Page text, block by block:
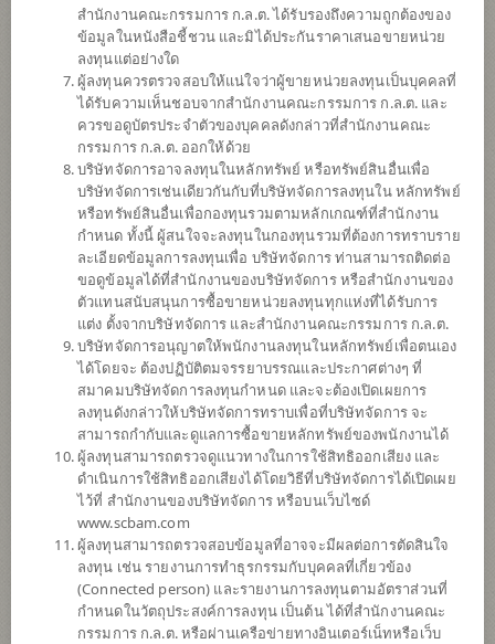
อิเล็กทรอนิกส์)
SCBTM(ThaiESGE)
SHARE
ความเสี่ยงปานกลาง
ค่อนข้างสูง
5
ตั้งแต่ต้นปี
ข้อมูล ณ
มีเงินปันผล
มูลค่าหน่วยลงทุน
12.6197
-0.0190
ข้อมูล ณ วันที่ 7 ส.ค. 2569
สำนักงานคณะกรรมการ ก.ล.ต. ได้รับรองถึงความถูกต้องของ
ข้อมูลในหนังสือชี้ชวน และมิได้ประกันราคาเสนอขายหน่วย
ลงทุนแต่อย่างใด
ผู้ลงทุนควรตรวจสอบให้แน่ใจว่าผู้ขายหน่วยลงทุนเป็นบุคคลที่
ได้รับความเห็นชอบจากสำนักงานคณะกรรมการ ก.ล.ต. และ
ควรขอดูบัตรประจำตัวของบุคคลดังกล่าวที่สำนักงานคณะ
กรรมการ ก.ล.ต. ออกให้ด้วย
บริษัทจัดการอาจลงทุนในหลักทรัพย์ หรือทรัพย์สินอื่นเพื่อ
บริษัทจัดการเช่นเดียวกันกับที่บริษัทจัดการลงทุนใน หลักทรัพย์
หรือทรัพย์สินอื่นเพื่อกองทุนรวมตามหลักเกณฑ์ที่สำนักงาน
กำหนด ทั้งนี้ ผู้สนใจจะลงทุนในกองทุนรวมที่ต้องการทราบราย
ละเอียดข้อมูลการลงทุนเพื่อ บริษัทจัดการ ท่านสามารถติดต่อ
ขอดูข้อมูลได้ที่สำนักงานของบริษัทจัดการ หรือสำนักงานของ
ตัวแทนสนับสนุนการซื้อขายหน่วยลงทุนทุกแห่งที่ได้รับการ
แต่ง ตั้งจากบริษัทจัดการ และสำนักงานคณะกรรมการ ก.ล.ต.
บริษัทจัดการอนุญาตให้พนักงานลงทุนในหลักทรัพย์เพื่อตนเอง
ได้โดยจะ ต้องปฏิบัติตมจรรยาบรรณและประกาศต่างๆ ที่
สมาคมบริษัทจัดการลงทุนกำหนด และจะต้องเปิดเผยการ
ลงทุนดังกล่าวให้บริษัทจัดการทราบเพื่อที่บริษัทจัดการ จะ
สามารถกำกับและดูแลการซื้อขายหลักทรัพย์ของพนักงานได้
ผู้ลงทุนสามารถตรวจดูแนวทางในการใช้สิทธิออกเสียง และ
ดำเนินการใช้สิทธิออกเสียงได้โดยวิธีที่บริษัทจัดการได้เปิดเผย
ไว้ที่ สำนักงานของบริษัทจัดการ หรือบนเว็บไซด์
www.scbam.com
ผู้ลงทุนสามารถตรวจสอบข้อมูลที่อาจจะมีผลต่อการตัดสินใจ
ลงทุน เช่น รายงานการทำธุรกรรมกับบุคคลที่เกี่ยวข้อง
(Connected person) และรายงานการลงทุนตามอัตราส่วนที่
กำหนดในวัตถุประสงค์การลงทุน เป็นต้น ได้ที่สำนักงานคณะ
กรรมการ ก.ล.ต. หรือผ่านเครือข่ายทางอินเตอร์เน็ทหรือเว็บ